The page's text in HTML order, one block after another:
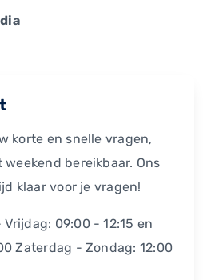
korte en snelle vragen,
bereikbaar. Ons
klaar voor je vragen!
09:00 - 12:15 en
Zaterdag - Zondag: 12:00